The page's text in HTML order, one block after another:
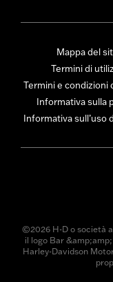
Mappa del
Termini di
Termini e condizioni
Informativa sulla
Informativa sull’uso
©2026 H-D o società
il logo Bar
Harley-Davidson